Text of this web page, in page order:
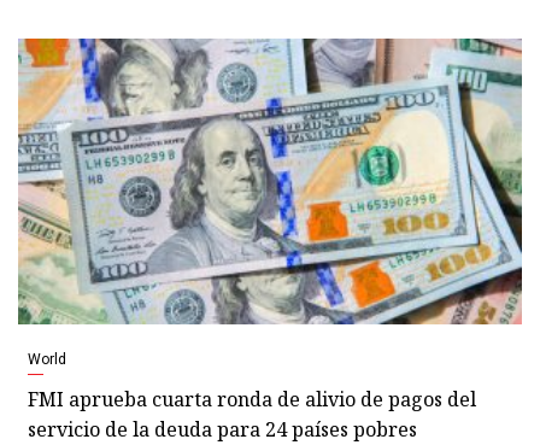
World
FMI aprueba cuarta ronda de alivio de pagos del
servicio de la deuda para 24 países pobres